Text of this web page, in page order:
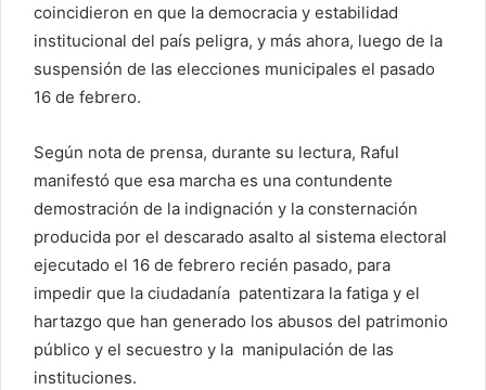
coincidieron en que la democracia y estabilidad
institucional del país peligra, y más ahora, luego de la
suspensión de las elecciones municipales el pasado
16 de febrero.
Según nota de prensa, durante su lectura, Raful
manifestó que esa marcha es una contundente
demostración de la indignación y la consternación
producida por el descarado asalto al sistema electoral
ejecutado el 16 de febrero recién pasado, para
impedir que la ciudadanía patentizara la fatiga y el
hartazgo que han generado los abusos del patrimonio
público y el secuestro y la manipulación de las
instituciones.